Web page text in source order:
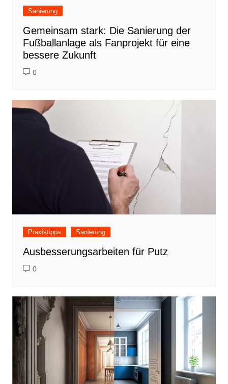
Sanierung
Gemeinsam stark: Die Sanierung der
Fußballanlage als Fanprojekt für eine
bessere Zukunft
0
Praxistipps Sanierung
Ausbesserungsarbeiten für Putz
0